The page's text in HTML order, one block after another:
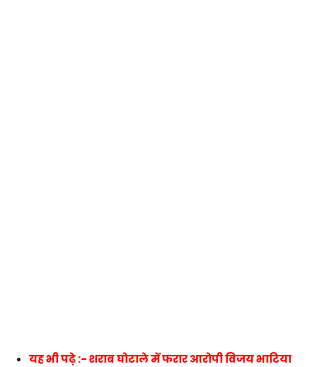
यह भी पढ़े :- शराब घोटाले में फरार आरोपी विजय भाटिया